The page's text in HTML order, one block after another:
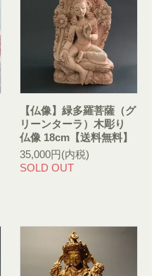
【仏像】緑多羅菩薩（グ
リーンターラ）木彫り
仏像 18cm【送料無料】
35,000円(内税)
SOLD OUT